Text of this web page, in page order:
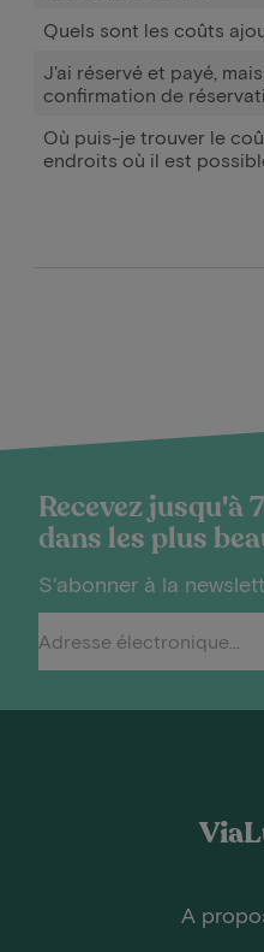
Quels sont les coûts
J'ai réservé et payé,
confirmation de
Où puis-je trouver le
endroits où il est
Recevez jusqu'à
dans les plus
S'abonner à la
A